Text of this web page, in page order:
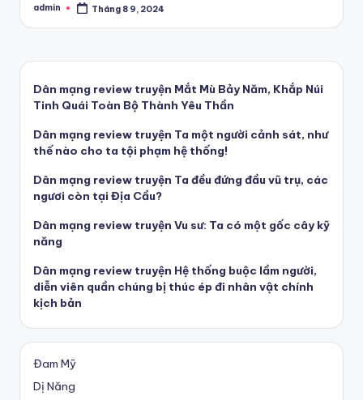
Posted
admin Tháng 8 9, 2024
Dân mạng review truyện Mắt Mù Bảy Năm, Khắp Núi
Tinh Quái Toàn Bộ Thành Yêu Thần
Dân mạng review truyện Ta một người cảnh sát, như
thế nào cho ta tội phạm hệ thống!
Dân mạng review truyện Ta đều đứng đầu vũ trụ, các
ngươi còn tại Địa Cầu?
Dân mạng review truyện Vu sư: Ta có một gốc cây kỹ
năng
Dân mạng review truyện Hệ thống buộc lầm người,
diễn viên quần chúng bị thúc ép đi nhân vật chính
kịch bản
Đam Mỹ
Dị Năng